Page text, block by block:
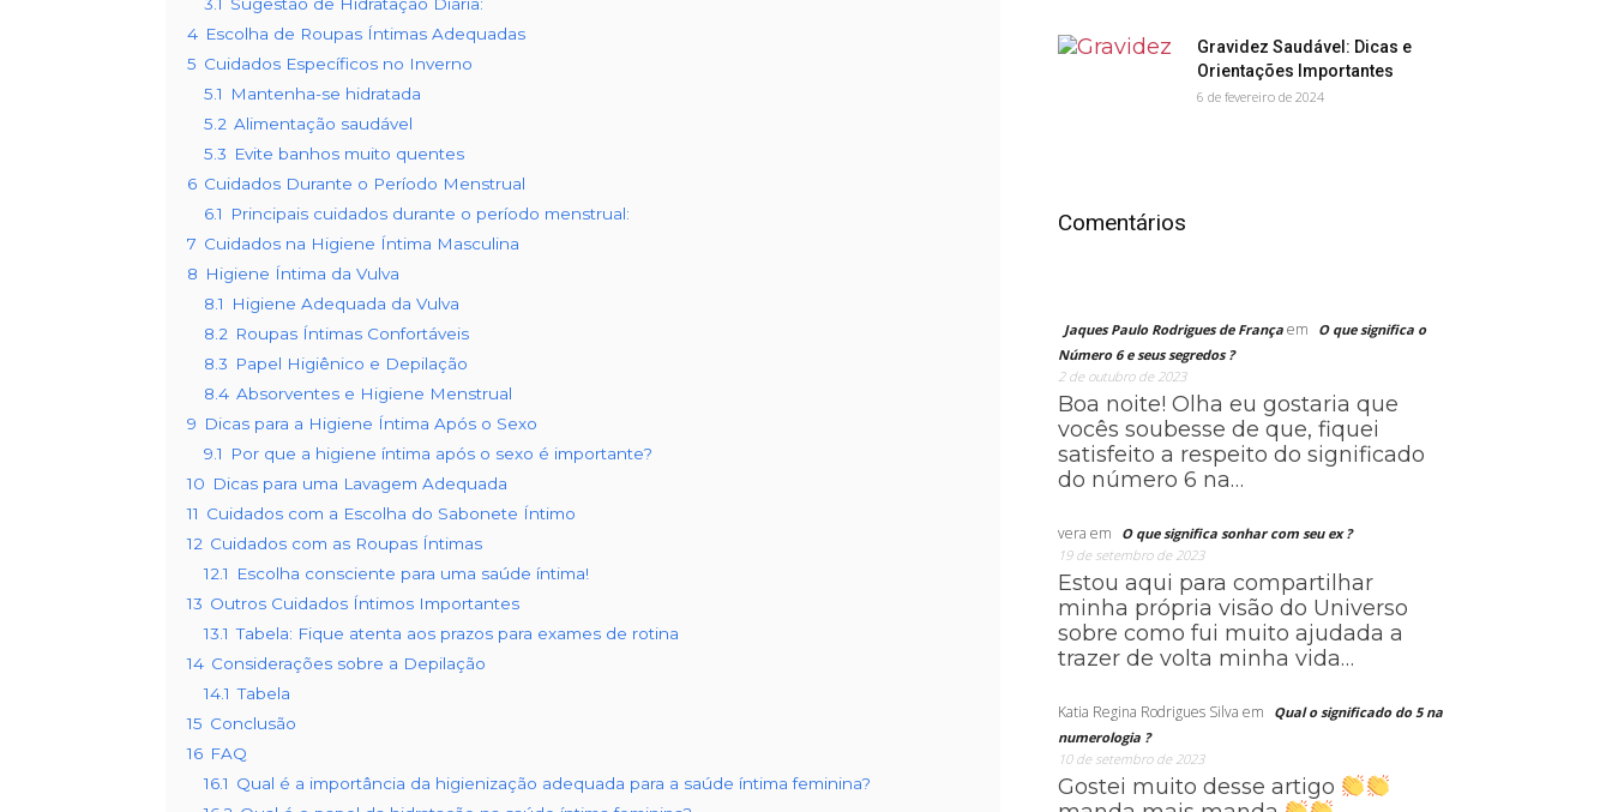
4 Escolha de Roupas Íntimas Adequadas
5 Cuidados Específicos no Inverno
5.1
Mantenha-se hidratada
5.2 Alimentação saudável
5.3 Evite banhos muito quentes
6 Cuidados Durante o Período Menstrual
6.1
Principais cuidados durante o período menstrual:
7 Cuidados na Higiene Íntima Masculina
8 Higiene Íntima da Vulva
8.1
Higiene Adequada da Vulva
8.2 Roupas Íntimas Confortáveis
8.3 Papel Higiênico e Depilação
8.4 Absorventes e Higiene Menstrual
9 Dicas para a Higiene Íntima Após o Sexo
9.1
Por que a higiene íntima após o sexo é importante?
10 Dicas para uma Lavagem Adequada
11 Cuidados com a Escolha do Sabonete Íntimo
12 Cuidados com as Roupas Íntimas
12.1
Escolha consciente para uma saúde íntima!
13 Outros Cuidados Íntimos Importantes
13.1 Tabela: Fique atenta aos prazos para exames de rotina
14 Considerações sobre a Depilação
14.1 Tabela
15 Conclusão
16 FAQ
16.1 Qual é a importância da higienização adequada para a saúde íntima feminina?
Gravidez Saudável: Dicas e
Orientações Importantes
6 de fevereiro de 2024
Comentários
Jaques Paulo Rodrigues de França em
O que significa o
Número 6 e seus segredos ?
2 de outubro de 2023
Boa noite! Olha eu gostaria que
vocês soubesse de que, fiquei
satisfeito a respeito do significado
do número 6 na…
vera em
O que significa sonhar com seu ex ?
19 de setembro de 2023
Estou aqui para compartilhar
minha própria visão do Universo
sobre como fui muito ajudada a
trazer de volta minha vida…
Katia Regina Rodrigues Silva em
Qual o significado do 5 na
numerologia ?
10 de setembro de 2023
Gostei muito desse artigo